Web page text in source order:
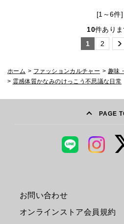
[1～6件]
10件ありま
1
2
ホーム > ファッションカルチャー > 趣味
> 霊感体質かなみのけっこう不思議な日常
PAGE
お問い合わせ
オンラインストア会員規約